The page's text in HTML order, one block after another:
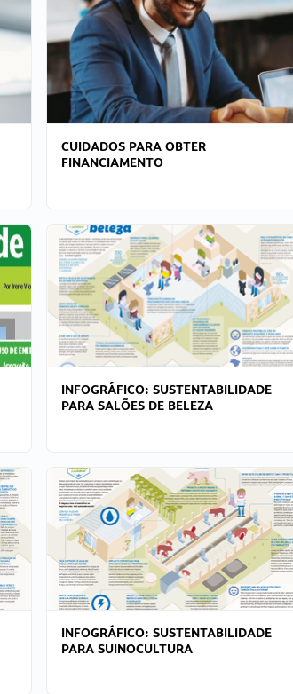
CUIDADOS PARA OBTER
FINANCIAMENTO
INFOGRÁFICO: SUSTENTABILIDADE
PARA SALÕES DE BELEZA
INFOGRÁFICO: SUSTENTABILIDADE
PARA SUINOCULTURA